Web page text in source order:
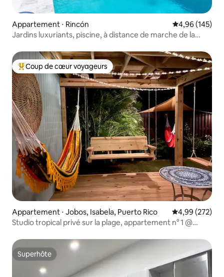
Appartement ⋅ Rincón Évaluation
4,96 (145)
Jardins luxuriants, piscine, à distance de marche de la
Coups de cœur voyageurs les plus appréciés
Coup de cœur voyageurs
Appartement ⋅ Jobos, Isabela, Puerto Rico Évaluation
4,99 (272)
Studio tropical privé sur la plage, appartement n° 1 @
Superhôte
Superhôte